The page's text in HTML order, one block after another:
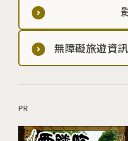
無障礙旅遊資
PR